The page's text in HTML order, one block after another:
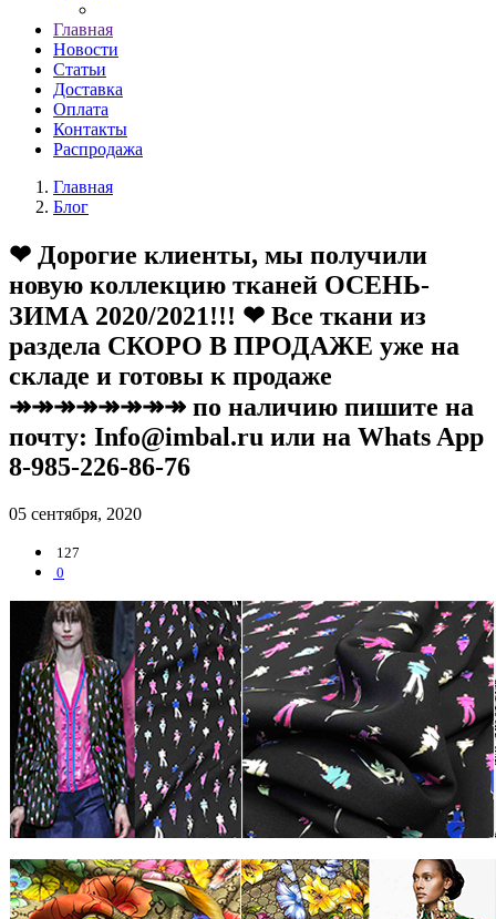
Главная
Новости
Статьи
Доставка
Оплата
Контакты
Распродажа
Главная
Блог
❤ Дорогие клиенты, мы получили
новую коллекцию тканей ОСЕНЬ-
ЗИМА 2020/2021!!! ❤ Все ткани из
раздела СКОРО В ПРОДАЖЕ уже на
складе и готовы к продаже
↠↠↠↠↠↠↠↠ по наличию пишите на
почту: Info@imbal.ru или на Whats App
8-985-226-86-76
05 сентября, 2020
127
0